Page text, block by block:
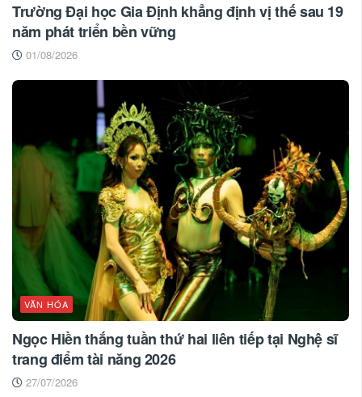
Trường Đại học Gia Định khẳng định vị thế sau 19
năm phát triển bền vững
01/08/2026
VĂN HÓA
Ngọc Hiền thắng tuần thứ hai liên tiếp tại Nghệ sĩ
trang điểm tài năng 2026
27/07/2026